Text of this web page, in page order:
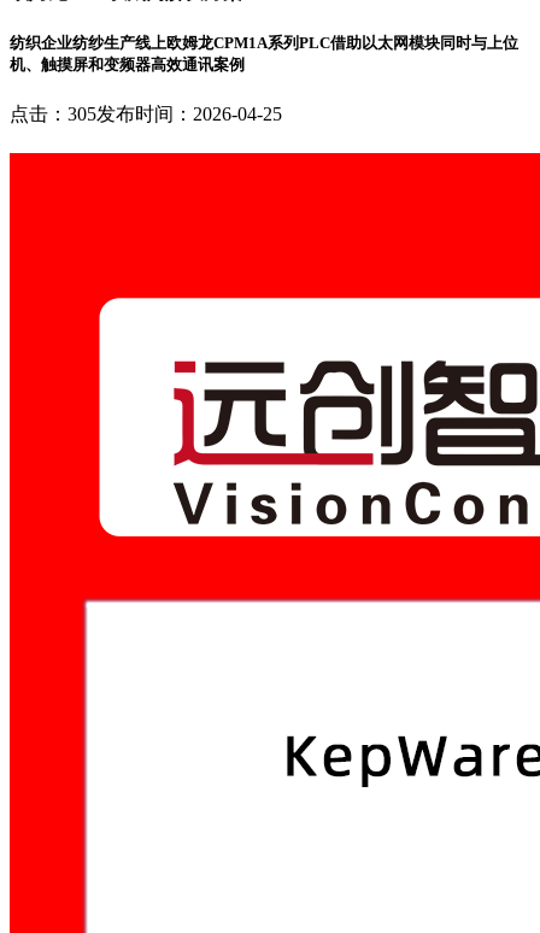
纺织企业纺纱生产线上欧姆龙CPM1A系列PLC借助以太网模块同时与上位
机、触摸屏和变频器高效通讯案例
点击：305发布时间：2026-04-25